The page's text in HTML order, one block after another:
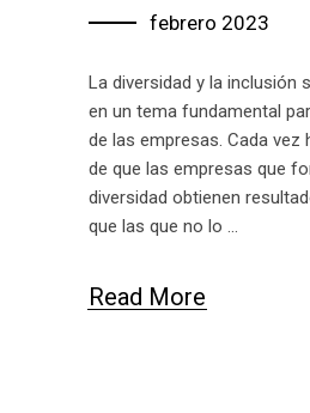
febrero 2023
La diversidad y la inclusión
en un tema fundamental
de las empresas. Cada vez
de que las empresas que
diversidad obtienen
que las que no lo
Read More